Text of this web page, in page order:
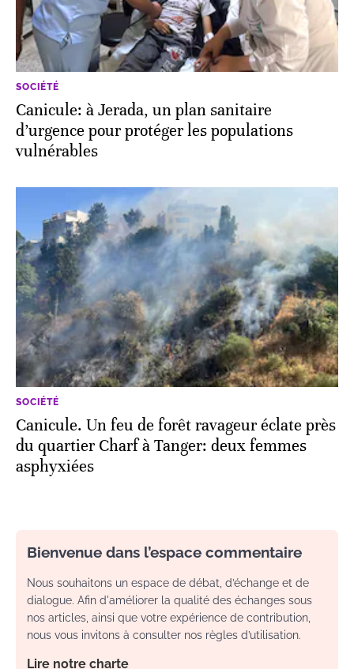
SOCIÉTÉ
Canicule: à Jerada, un plan sanitaire
d’urgence pour protéger les populations
vulnérables
SOCIÉTÉ
Canicule. Un feu de forêt ravageur éclate près
du quartier Charf à Tanger: deux femmes
asphyxiées
Bienvenue dans l’espace commentaire
Nous souhaitons un espace de débat, d’échange et de
dialogue. Afin d'améliorer la qualité des échanges sous
nos articles, ainsi que votre expérience de contribution,
nous vous invitons à consulter nos règles d’utilisation.
Lire notre charte